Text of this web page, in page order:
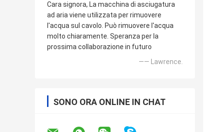
Cara signora, La macchina di asciugatura
ad aria viene utilizzata per rimuovere
l'acqua sul cavolo. Può rimuovere l'acqua
molto chiaramente. Speranza per la
prossima collaborazione in futuro
—— Lawrence.
SONO ORA ONLINE IN CHAT